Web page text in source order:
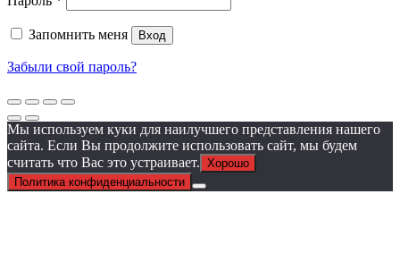
Запомнить меня Вход
Забыли свой пароль?
Мы используем куки для наилучшего представления нашего
сайта. Если Вы продолжите использовать сайт, мы будем
считать что Вас это устраивает. Хорошо
Политика конфиденциальности